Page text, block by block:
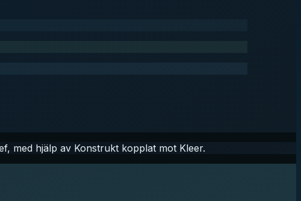
med hjälp av Konstrukt kopplat mot Kleer.